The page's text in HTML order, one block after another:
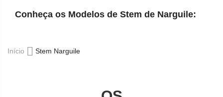
Conheça os Modelos de Stem de Narguile:
Início Stem Narguile